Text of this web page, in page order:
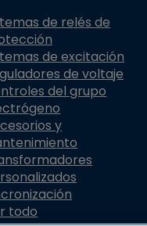
de relés de
de excitación
de voltaje
del grupo
y
todo